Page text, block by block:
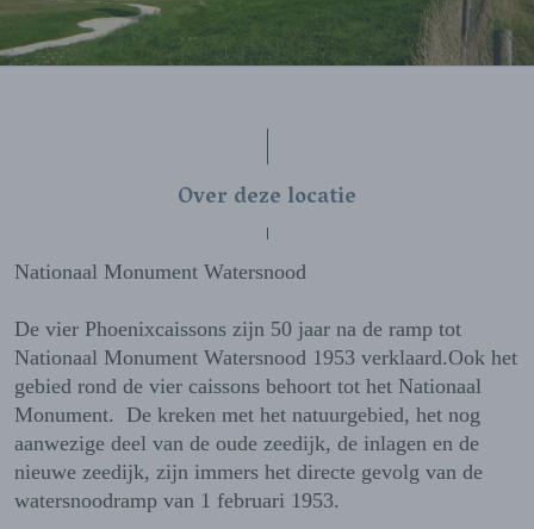
Over deze locatie
Nationaal Monument Watersnood
De vier Phoenixcaissons zijn 50 jaar na de ramp tot
Nationaal Monument Watersnood 1953 verklaard.Ook het
gebied rond de vier caissons behoort tot het Nationaal
Monument. De kreken met het natuurgebied, het nog
aanwezige deel van de oude zeedijk, de inlagen en de
nieuwe zeedijk, zijn immers het directe gevolg van de
watersnoodramp van 1 februari 1953.